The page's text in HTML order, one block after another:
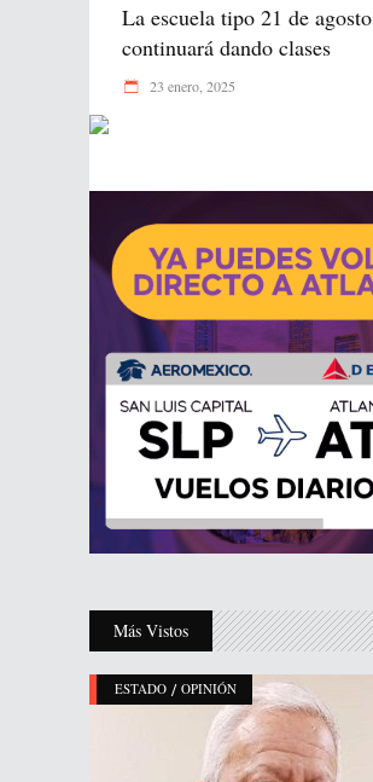
La escuela tipo 21 de agosto
continuará dando clases
23 enero, 2025
Más Vistos
ESTADO / OPINIÓN